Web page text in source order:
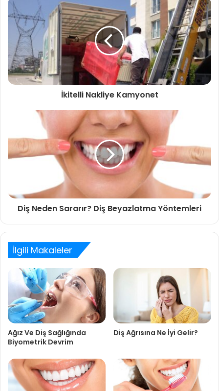
İkitelli Nakliye Kamyonet
Diş Neden Sararır? Diş Beyazlatma Yöntemleri
İlgili Makaleler
Ağız Ve Diş Sağlığında
Biyometrik Devrim
Diş Ağrısına Ne İyi Gelir?